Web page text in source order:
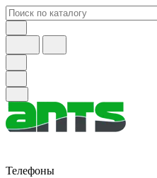
Телефоны